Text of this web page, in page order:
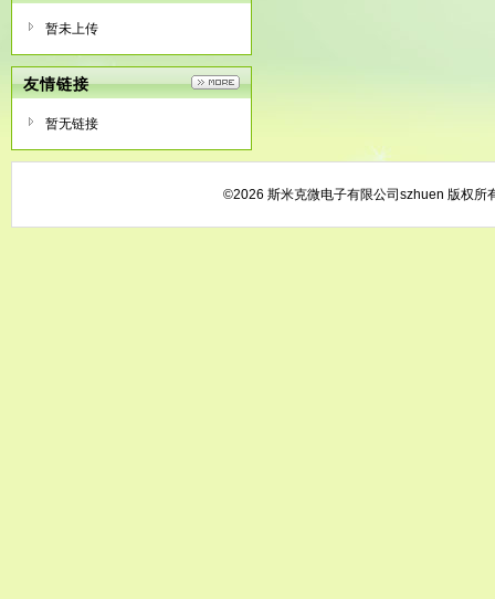
暂未上传
友情链接
暂无链接
©2026 斯米克微电子有限公司szhuen 版权所